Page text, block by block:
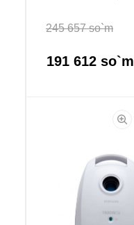
245 657 so`m
191 612 so`m